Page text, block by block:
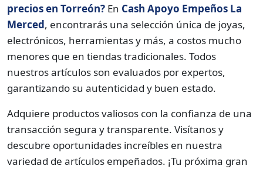
precios en Torreón? En Cash Apoyo Empeños La
Merced, encontrarás una selección única de joyas,
electrónicos, herramientas y más, a costos mucho
menores que en tiendas tradicionales. Todos
nuestros artículos son evaluados por expertos,
garantizando su autenticidad y buen estado.
Adquiere productos valiosos con la confianza de una
transacción segura y transparente. Visítanos y
descubre oportunidades increíbles en nuestra
variedad de artículos empeñados. ¡Tu próxima gran